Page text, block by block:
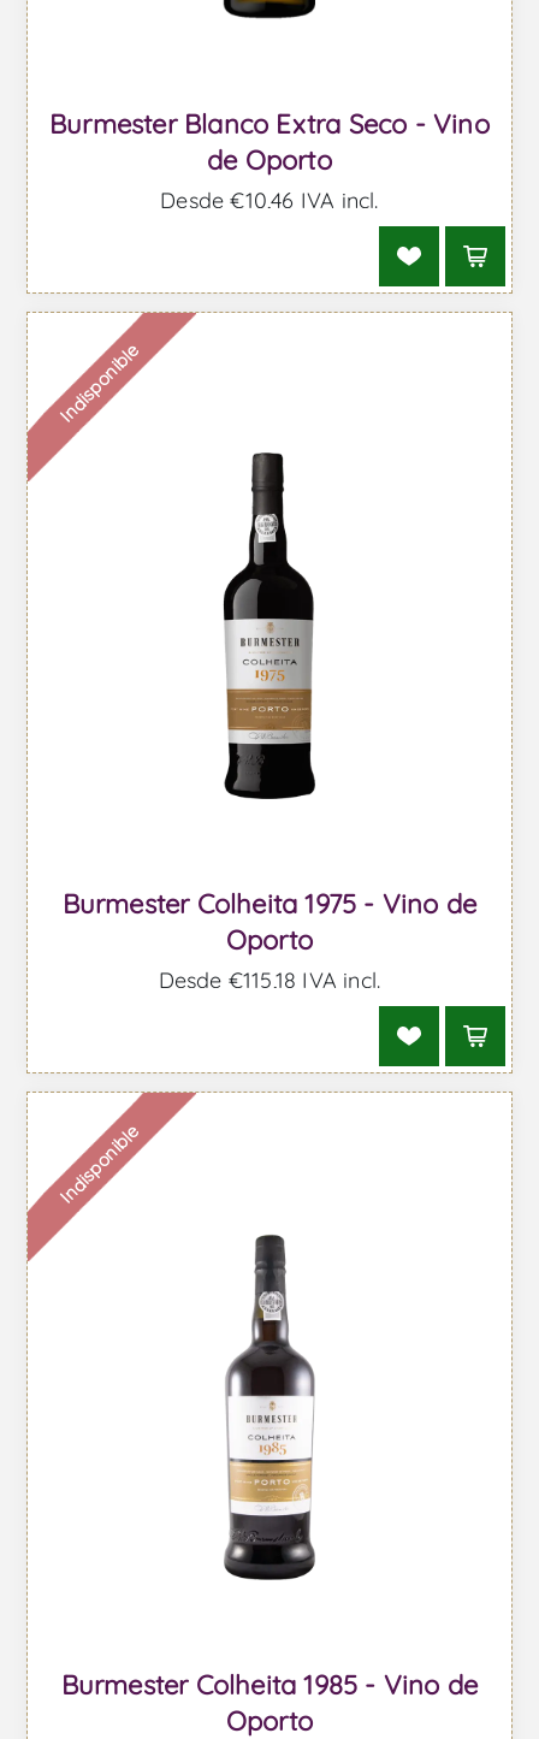
Burmester Blanco Extra Seco - Vino
de Oporto
Desde €10,46 IVA incl.
Indisponible
Burmester Colheita 1975 - Vino de
Oporto
Desde €115,18 IVA incl.
Indisponible
Burmester Colheita 1985 - Vino de
Oporto